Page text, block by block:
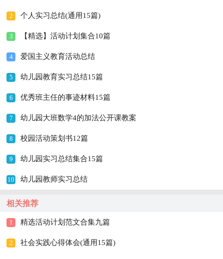
2 个人实习总结(通用15篇)
3 【精选】活动计划集合10篇
4 爱国主义教育活动总结
5 幼儿园教育实习总结15篇
6 优秀班主任的事迹材料15篇
7 幼儿园大班数学4的加法公开课教案
8 校园活动策划书12篇
9 幼儿园实习总结集合15篇
10 幼儿园教师实习总结
相关推荐
1 精选活动计划范文合集九篇
2 社会实践心得体会(通用15篇)